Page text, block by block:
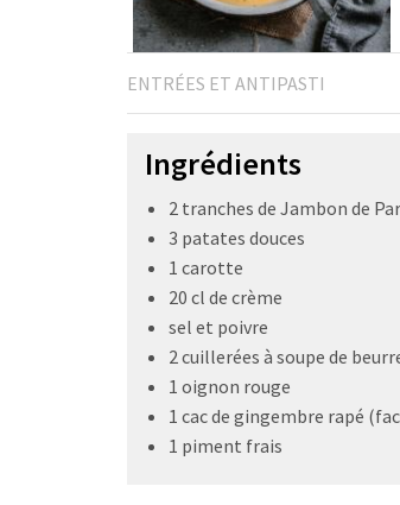
ENTRÉES ET ANTIPASTI
Ingrédients
2 tranches de Jambon de
3 patates douces
1 carotte
20 cl de crème
sel et poivre
2 cuillerées à soupe de
1 oignon rouge
1 cac de gingembre rapé
1 piment frais